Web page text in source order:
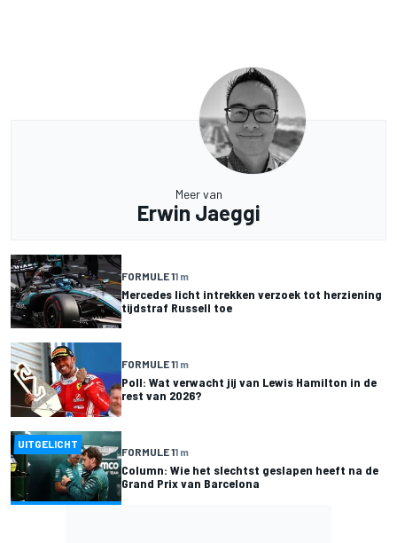
Meer van
Erwin Jaeggi
FORMULE 11 m
Mercedes licht intrekken verzoek tot herziening
tijdstraf Russell toe
FORMULE 11 m
Poll: Wat verwacht jij van Lewis Hamilton in de
rest van 2026?
UITGELICHT
FORMULE 11 m
Column: Wie het slechtst geslapen heeft na de
Grand Prix van Barcelona